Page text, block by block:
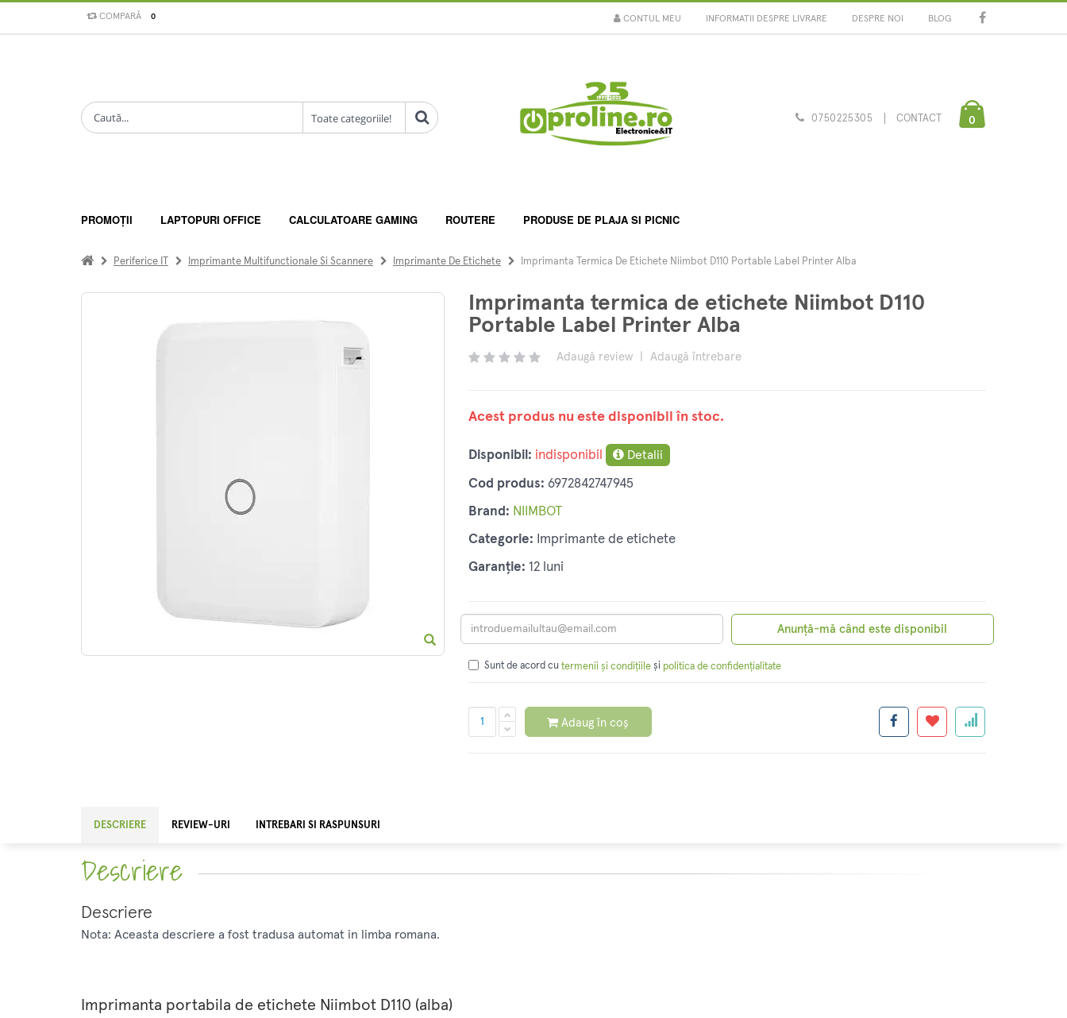
COMPARĂ 0 INFORMATII DESPRE LIVRARE DESPRE NOI BLOG
CONTUL MEU
0750225305 CONTACT 0
PROMOȚII LAPTOPURI OFFICE CALCULATOARE GAMING ROUTERE PRODUSE DE PLAJA SI PICNIC
Periferice IT Imprimante Multifunctionale Si Scannere Imprimante De Etichete Imprimanta Termica De Etichete Niimbot D110 Portable Label Printer Alba
Imprimanta termica de etichete Niimbot D110
Portable Label Printer Alba
Adaugă review Adaugă întrebare
Acest produs nu este disponibil în stoc.
Disponibil: indisponibil Detalii
Cod produs: 6972842747945
Brand: NIIMBOT
Categorie: Imprimante de etichete
Garanție: 12 luni
Anunță-mă când este disponibil
Sunt de acord cu termenii și condițiileși politica de confidențialitate
Adaug în coș
DESCRIERE REVIEW-URI INTREBARI SI RASPUNSURI
Descriere
Descriere
Nota: Aceasta descriere a fost tradusa automat in limba romana.
Imprimanta portabila de etichete Niimbot D110 (alba)